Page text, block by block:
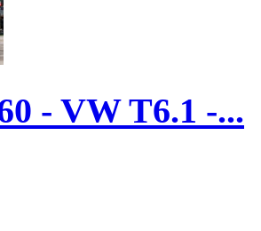
- VW T6.1 -...